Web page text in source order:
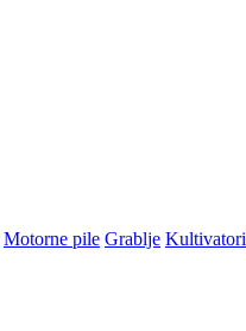
Motorne pile Grablje Kultivatori